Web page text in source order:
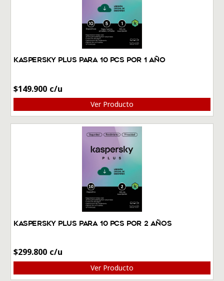
Kaspersky Plus Para 10 PCs por 1 Año
$149.900
Ver Producto
Kaspersky Plus Para 10 PCs por 2 Años
$299.800
Ver Producto